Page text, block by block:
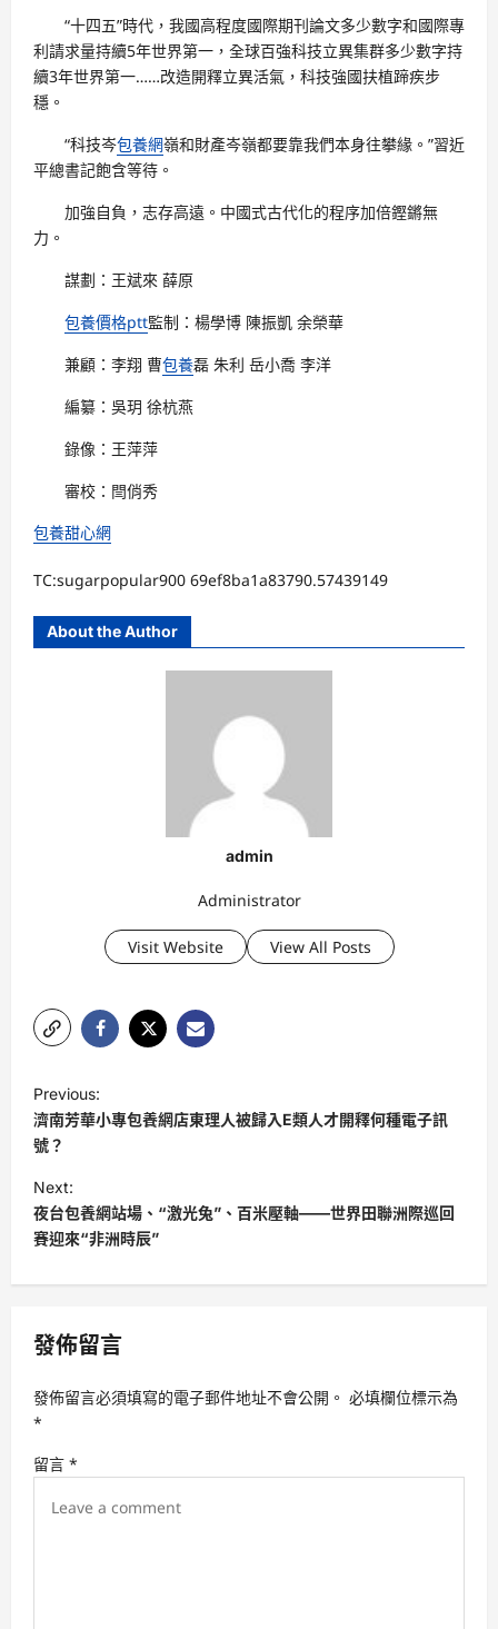
“十四五”時代，我國高程度國際期刊論文多少數字和國際專
利請求量持續5年世界第一，全球百強科技立異集群多少數字持
續3年世界第一……改造開釋立異活氣，科技強國扶植蹄疾步
穩。
“科技岑包養網嶺和財產岑嶺都要靠我們本身往攀緣。”習近
平總書記飽含等待。
加強自負，志存高遠。中國式古代化的程序加倍鏗鏘無
力。
謀劃：王斌來 薛原
包養價格ptt監制：楊學博 陳振凱 余榮華
兼顧：李翔 曹包養磊 朱利 岳小喬 李洋
編纂：吳玥 徐杭燕
錄像：王萍萍
審校：閆俏秀
包養甜心網
TC:sugarpopular900 69ef8ba1a83790.57439149
About the Author
admin
Administrator
Visit Website View All Posts
P
o
s
t
n
a
v
g
a
t
i
Previous:
濟南芳華小專包養網店東理人被歸入E類人才開釋何種電子訊
號？
Next:
夜台包養網站場、“激光兔”、百米壓軸——世界田聯洲際巡回
賽迎來“非洲時辰”
發佈留言
發佈留言必須填寫的電子郵件地址不會公開。 必填欄位標示為
*
留言 *